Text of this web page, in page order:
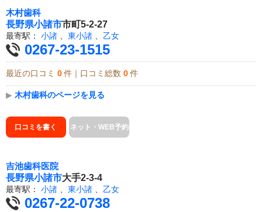
木村歯科
長野県小諸市市町5-2-27
最寄駅： 小諸 東小諸 乙女
0267-23-1515
最近の口コミ 0 件｜口コミ総数 0 件
▶ 木村歯科のページを見る
口コミを書く ネット・WEB予約
吉池歯科医院
長野県小諸市大手2-3-4
最寄駅： 小諸 東小諸 乙女
0267-22-0738